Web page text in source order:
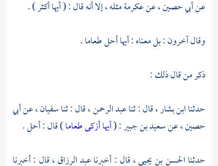
عنأبي حصين ،عنعكرمةمثله ، إلا أنه قال : ( أيها أكثر ) .
وقال آخرون : بل معناه : أيها أحل طعاما .
ذكر من قال ذلك :
حدثناابن بشار ،قال : ثناعبد الرحمن ،قال : ثناسفيان ،عنأبي
حصين ،عنسعيد بن جبير: (أيها أزكى طعاما) قال : أحل .
حدثناالحسن بن يحيى ،قال : أخبرناعبد الرزاق ،قال : أخبرنا